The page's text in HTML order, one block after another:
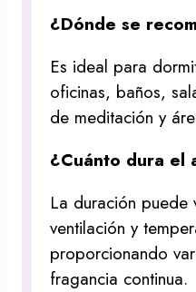
¿Dónde se
Es ideal para
oficinas, baños,
de meditación y
¿Cuánto dura el
La duración puede
ventilación y
proporcionando
fragancia continua.